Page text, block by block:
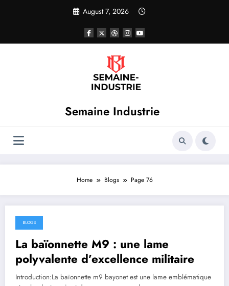
August 7, 2026
Semaine Industrie
Home Blogs Page 76
June 30, 2023
BLOGS
La baïonnette M9 : une lame
polyvalente d’excellence militaire
Introduction:La baïonnette m9 bayonet est une lame emblématique